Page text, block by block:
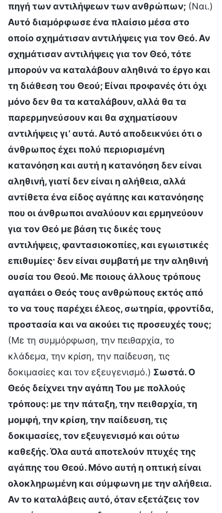
πηγή των αντιλήψεων των ανθρώπων; (Ναι.)
Αυτό διαμόρφωσε ένα πλαίσιο μέσα στο
οποίο σχημάτισαν αντιλήψεις για τον Θεό. Αν
σχημάτισαν αντιλήψεις για τον Θεό, τότε
μπορούν να καταλάβουν αληθινά το έργο και
τη διάθεση του Θεού; Είναι προφανές ότι όχι
μόνο δεν θα τα καταλάβουν, αλλά θα τα
παρερμηνεύσουν και θα σχηματίσουν
αντιλήψεις γι’ αυτά. Αυτό αποδεικνύει ότι ο
άνθρωπος έχει πολύ περιορισμένη
κατανόηση και αυτή η κατανόηση δεν είναι
αληθινή, γιατί δεν είναι η αλήθεια, αλλά
αντίθετα ένα είδος αγάπης και κατανόησης
που οι άνθρωποι αναλύουν και ερμηνεύουν
για τον Θεό με βάση τις δικές τους
αντιλήψεις, φαντασιοκοπίες, και εγωιστικές
επιθυμίες· δεν είναι συμβατή με την αληθινή
ουσία του Θεού. Με ποιους άλλους τρόπους
αγαπάει ο Θεός τους ανθρώπους εκτός από
το να τους παρέχει έλεος, σωτηρία, φροντίδα,
προστασία και να ακούει τις προσευχές τους;
(Με τη συμμόρφωση, την πειθαρχία, το
κλάδεμα, την κρίση, την παίδευση, τις
δοκιμασίες και τον εξευγενισμό.) Σωστά. Ο
Θεός δείχνει την αγάπη Του με πολλούς
τρόπους: με την πάταξη, την πειθαρχία, τη
μομφή, την κρίση, την παίδευση, τις
δοκιμασίες, τον εξευγενισμό και ούτω
καθεξής. Όλα αυτά αποτελούν πτυχές της
αγάπης του Θεού. Μόνο αυτή η οπτική είναι
ολοκληρωμένη και σύμφωνη με την αλήθεια.
Αν το καταλάβεις αυτό, όταν εξετάζεις τον